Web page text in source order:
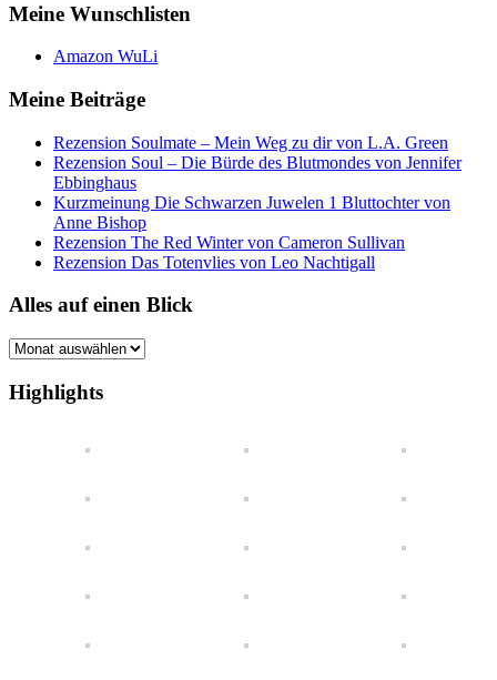
Meine Wunschlisten
Amazon WuLi
Meine Beiträge
Rezension Soulmate – Mein Weg zu dir von L.A. Green
Rezension Soul – Die Bürde des Blutmondes von Jennifer
Ebbinghaus
Kurzmeinung Die Schwarzen Juwelen 1 Bluttochter von
Anne Bishop
Rezension The Red Winter von Cameron Sullivan
Rezension Das Totenvlies von Leo Nachtigall
Alles auf einen Blick
Alles
einen
Blick
Highlights